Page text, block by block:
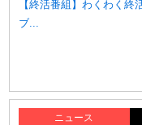
名護や
石
【終活番組】わくわく終
ブ...
ニュース